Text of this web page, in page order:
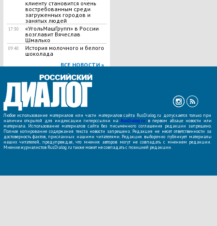
клиенту становится очень
востребованным среди
загруженных городов и
занятых людей
17:30
«УгольМашГрупп» в России
возглавит Вячеслав
Шмалько
09:40
История молочного и белого
шоколада
ВСЕ НОВОСТИ »
Любое использование материалов или части материалов сайта RusDialog.ru допускается только при
наличии открытой для индексации гиперссылки на RusDialog.ru в первом абзаце новости или
материала. Использование материалов сайта без письменного соглашения редакции запрещено.
Полное копирование содержания текста новости запрещено. Редакция не несет ответственности за
достоверность фактов, присланных нашими читателями. Редакция выборочно публикует материалы
наших читателей, предупреждая, что мнения авторов могут не совпадать с мнением редакции.
Мнение журналистов RusDialog.ru также может не совпадать с позицией редакции.